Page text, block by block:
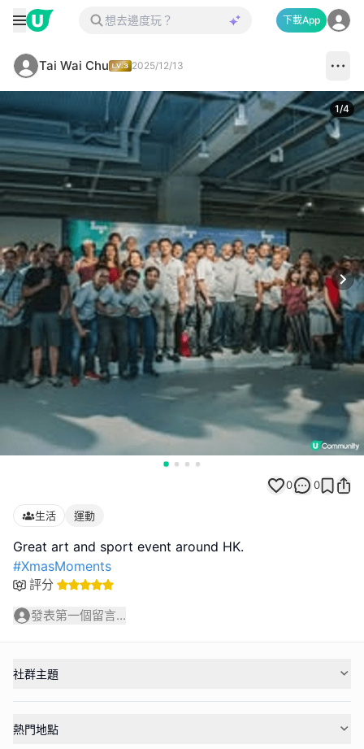
下載App
Tai Wai Chu 2025/12/13
1/4
0 0
生活 運動
#XmasMoments
評分
發表第一個留言...
社群主題
熱門地點